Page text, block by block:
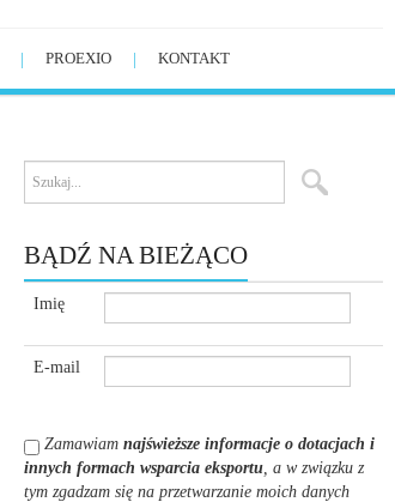
PROEXIO KONTAKT
BĄDŹ NA BIEŻĄCO
Imię
E-mail
Zamawiam najświeższe informacje o dotacjach i
innych formach wsparcia eksportu, a w związku z
tym zgadzam się na przetwarzanie moich danych